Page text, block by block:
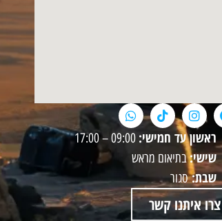
ראשון עד חמישי: 09:00 – 17:00
שישי:בתיאום מראש
שבת:סגור
צרו איתנו קשר